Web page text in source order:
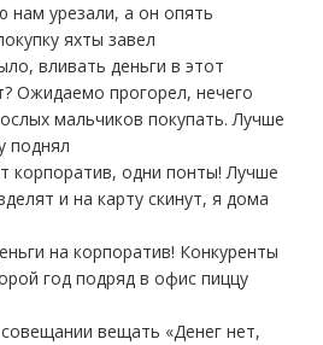
нам урезали, а он опять
яхты завел
вливать деньги в этот
Ожидаемо прогорел, нечего
мальчиков покупать. Лучше
поднял
корпоратив, одни понты! Лучше
и на карту скинут, я дома
на корпоратив! Конкуренты
год подряд в офис пиццу
вещать «Денег нет,